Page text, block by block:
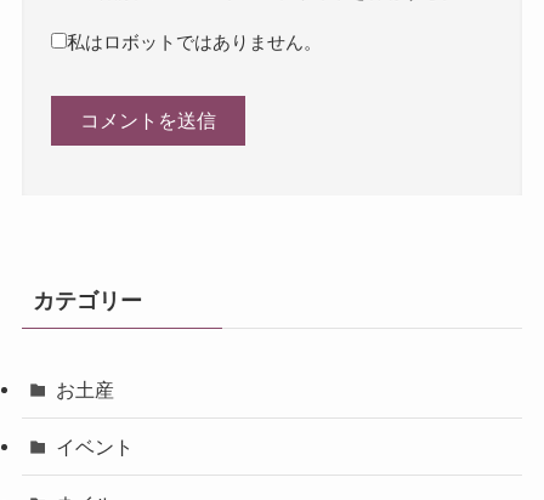
私はロボットではありません。
カテゴリー
お土産
イベント